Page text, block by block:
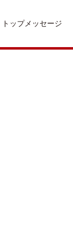
トップメッセージ